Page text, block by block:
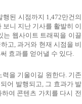
행된 시점까지 1,472만건의
니 지난 기사를 활발히 이
는 웹사이트 트래픽을 이끌
고,과거와 현재 시점을 비
효과를 얻어낼 수 있다.
력을 기울이길 원한다. 기존
어 발행되고, 그 효과가 발
여 콘텐츠 가치를 다시 전